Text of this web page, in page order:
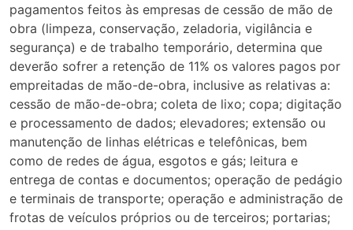
pagamentos feitos às empresas de cessão de mão de
obra (limpeza, conservação, zeladoria, vigilância e
segurança) e de trabalho temporário, determina que
deverão sofrer a retenção de 11% os valores pagos por
empreitadas de mão-de-obra, inclusive as relativas a:
cessão de mão-de-obra; coleta de lixo; copa; digitação
e processamento de dados; elevadores; extensão ou
manutenção de linhas elétricas e telefônicas, bem
como de redes de água, esgotos e gás; leitura e
entrega de contas e documentos; operação de pedágio
e terminais de transporte; operação e administração de
frotas de veículos próprios ou de terceiros; portarias;